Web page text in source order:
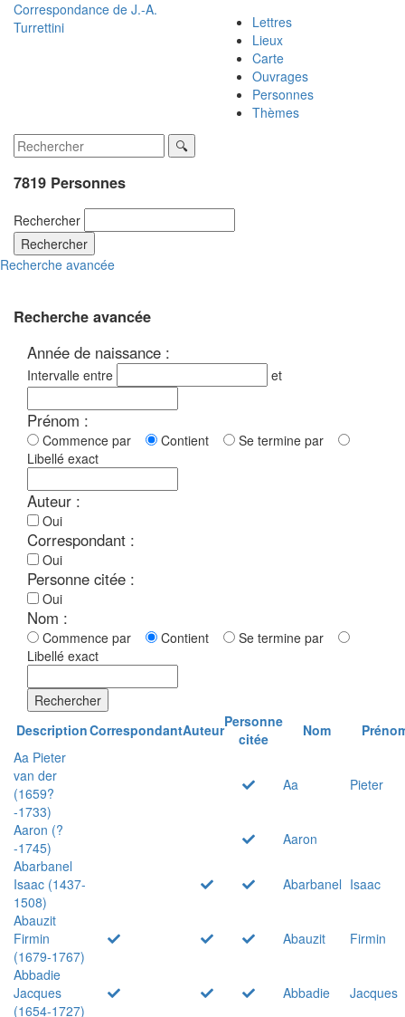
Correspondance de J.-A.
Turrettini
Lettres
Lieux
Carte
Ouvrages
Personnes
Thèmes
7819 Personnes
Rechercher
Rechercher
Recherche avancée
Recherche avancée
Année de naissance :
Intervalle entre et
Prénom :
Commence par Contient
Se termine par
Libellé exact
Auteur :
Oui
Correspondant :
Oui
Personne citée :
Oui
Nom :
Commence par Contient
Se termine par
Libellé exact
Rechercher
DescriptionCorrespondantAuteurPersonne
citée
Nom
Aa Pieter
van der
(1659?
-1733)
Aa Pieter
Aaron (?
-1745)
Aaron
Abarbanel
Isaac (1437-
1508)
Abarbanel Isaac
Abauzit
Firmin
(1679-1767)
Abauzit
Firmin
Abbadie
Jacques
(1654-1727)
Abbadie
Jacques